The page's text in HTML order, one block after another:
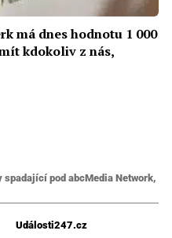
má dnes hodnotu 1 000
kdokoliv z nás,
spadající pod abcMedia Network,
Události247.cz